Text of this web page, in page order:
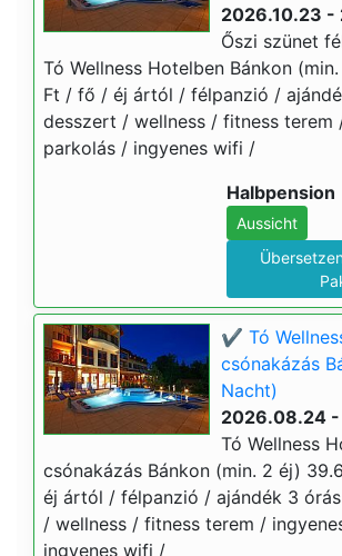
2026.10.23 -
Őszi szünet
Tó Wellness Hotelben Bánkon
Ft / fő / éj ártól / félpanzió /
desszert / wellness / fitness terem
parkolás / ingyenes wifi /
Halbpension
Aussicht
✔️ Tó
csónakázás
Nacht)
2026.08.24 -
Tó Wellness
csónakázás Bánkon (min. 2 éj)
éj ártól / félpanzió / ajándék 3
/ wellness / fitness terem /
ingyenes wifi /